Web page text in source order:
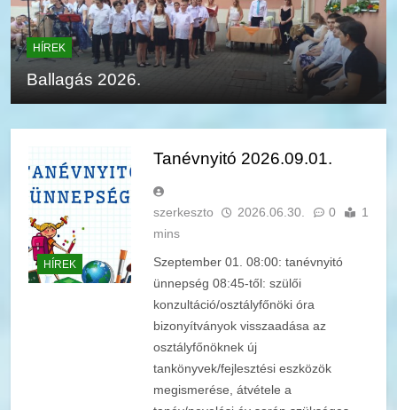
HÍREK
Ballagás 2026.
HÍREK
Tanévnyitó 2026.09.01.
szerkeszto 2026.06.30. 0
1
mins
Szeptember 01. 08:00: tanévnyitó
ünnepség 08:45-től: szülői
konzultáció/osztályfőnöki óra
bizonyítványok visszaadása az
osztályfőnöknek új
tankönyvek/fejlesztési eszközök
megismerése, átvétele a